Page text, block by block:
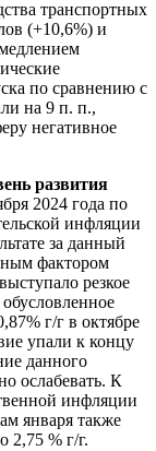
транспортных
(+10,6%) и
по сравнению с
на 9 п. п.,
негативное
развития
2024 года по
инфляции
за данный
фактором
резкое
г/г в октябре
упали к концу
данного
ослабевать. К
инфляции
января также
2,75 % г/г.